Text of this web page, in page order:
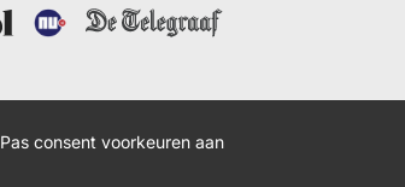
Pas consent voorkeuren aan